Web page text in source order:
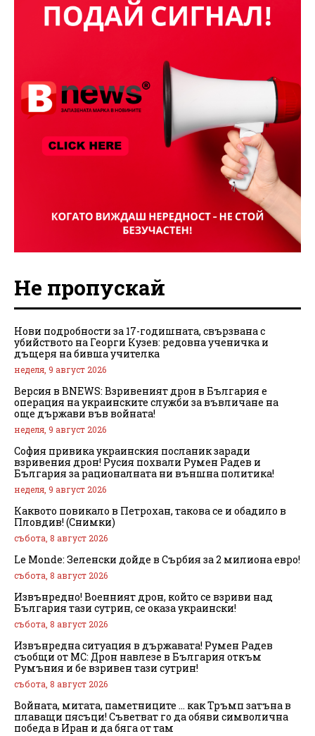
Не пропускай
Нови подробности за 17-годишната, свързвана с
убийството на Георги Кузев: редовна ученичка и
дъщеря на бивша учителка
неделя, 9 август 2026
Версия в BNEWS: Взривеният дрон в България е
операция на украинските служби за въвличане на
още държави във войната!
неделя, 9 август 2026
София привика украинския посланик заради
взривения дрон! Русия похвали Румен Радев и
България за рационалната ни външна политика!
неделя, 9 август 2026
Каквото повикало в Петрохан, такова се и обадило в
Пловдив! (Снимки)
събота, 8 август 2026
Le Monde: Зеленски дойде в Сърбия за 2 милиона евро!
събота, 8 август 2026
Извънредно! Военният дрон, който се взриви над
България тази сутрин, се оказа украински!
събота, 8 август 2026
Извънредна ситуация в държавата! Румен Радев
съобщи от МС: Дрон навлезе в България откъм
Румъния и бе взривен тази сутрин!
събота, 8 август 2026
Войната, митата, паметниците … как Тръмп затъна в
плаващи пясъци! Съветват го да обяви символична
победа в Иран и да бяга от там